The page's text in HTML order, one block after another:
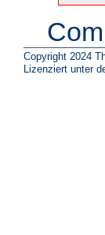
Copyright 2024
Lizenziert unter